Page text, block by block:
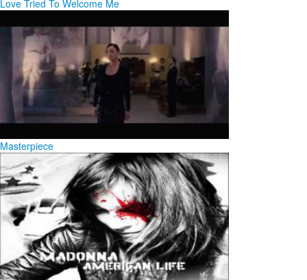
Love Tried To Welcome Me
Masterpiece